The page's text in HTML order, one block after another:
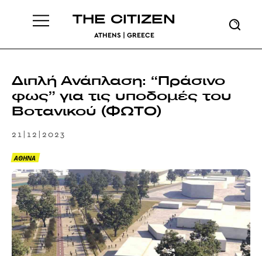
THE CITIZEN
ATHENS | GREECE
Διπλή Ανάπλαση: “Πράσινο
φως” για τις υποδομές του
Βοτανικού (ΦΩΤΟ)
21|12|2023
ΑΘΗΝΑ